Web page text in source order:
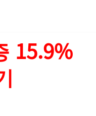
15.9%